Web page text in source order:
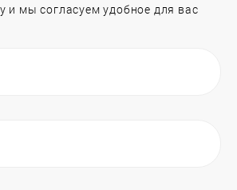
и мы согласуем удобное для вас